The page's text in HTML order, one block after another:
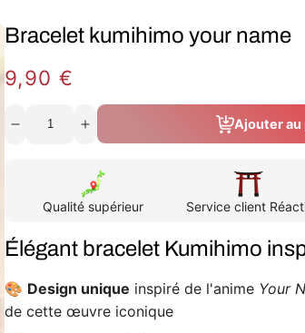
Bracelet kumihimo your name
Prix
9,90 €
Réduire
Augmenter
Bracelet
kumihimo
your
Ajouter au
Qualité supérieur Service client
Élégant bracelet Kumihimo
🎨 Design unique inspiré de l'anime Your
de cette œuvre iconique